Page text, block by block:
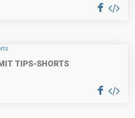
TIPS-SHORTS